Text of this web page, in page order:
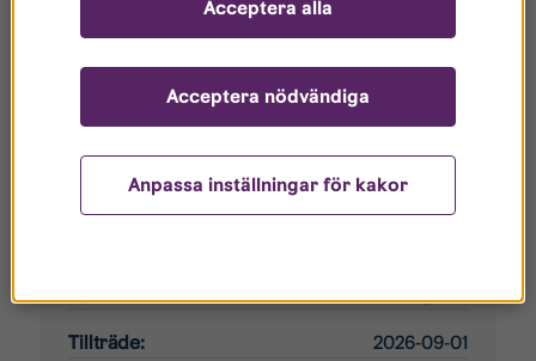
Område: Linghem
Tillträde: 2026-09-01
Anpassa inställningar för kakor
Acceptera nödvändiga
Acceptera alla